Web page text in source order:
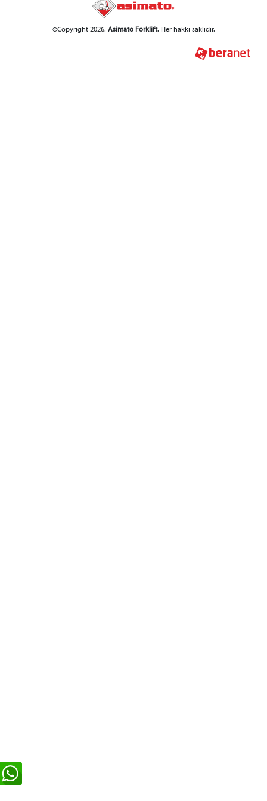
©Copyright 2026. Asimato Forklift.Her hakkı saklıdır.